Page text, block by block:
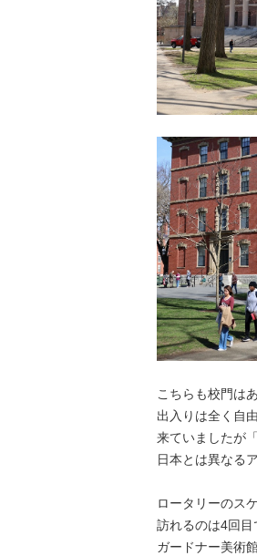
こちらも校門は
出入りは全く自
来ていましたが
日本とは異なる
ロータリーのス
訪れるのは4回目
ガードナー美術